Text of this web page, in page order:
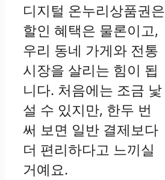
디지털 온누리상품권은
할인 혜택은 물론이고,
우리 동네 가게와 전통
시장을 살리는 힘이 됩
니다. 처음에는 조금 낯
설 수 있지만, 한두 번
써 보면 일반 결제보다
더 편리하다고 느끼실
거예요.